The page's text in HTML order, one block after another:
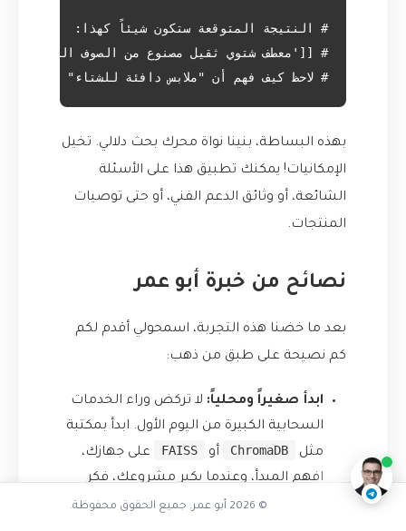
# لاحظ كيف فهم أن "ملابس دافئة للشتاء" أقرب
بهذه البساطة، بنينا نواة محرك بحث دلالي. تخيل
الإمكانيات! يمكنك تطبيق هذا على الأسئلة
الشائعة، أو وثائق الدعم الفني، أو حتى توصيات
المنتجات.
نصائح من خبرة أبو عمر
بعد ما خضنا هذه التجربة، اسمحولي أقدم لكم
كم نصيحة على طبق من ذهب:
ابدأ صغيراً ومحلياً: لا تركض وراء الخدمات
السحابية الكبيرة من اليوم الأول. ابدأ بمكتبة
مثل
ChromaDB أو FAISS
على جهازك،
افهم المبدأ، وعندما يكبر مشروعك، فكر
ما هي قواعد بيانات المتجهات
ناقشنا على تليجرام@AbuOmarTech_bot
© 2026 أبو عمر. جميع الحقوق محفوظة.